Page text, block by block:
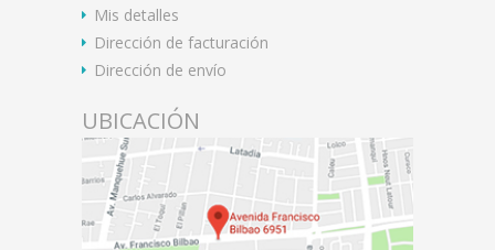
Mis detalles
Dirección de facturación
Dirección de envío
UBICACIÓN